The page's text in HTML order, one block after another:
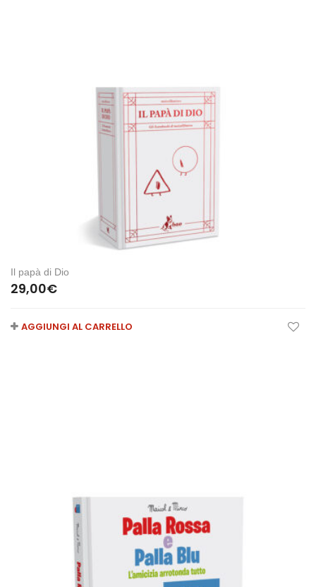
Il papà di Dio
29,00€
AGGIUNGI AL CARRELLO